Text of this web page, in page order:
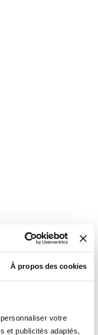
À propos des cookies
votre
et publicités adaptés,